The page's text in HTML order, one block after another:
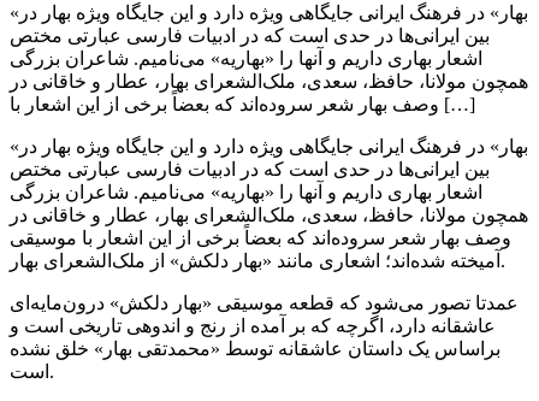
«بهار» در فرهنگ ایرانی جایگاهی ویژه دارد و این جایگاه ویژه بهار در
بین ایرانی‌ها در حدی است که در ادبیات فارسی عبارتی مختص
اشعار بهاری داریم و آنها را «بهاریه» می‌نامیم. شاعران بزرگی
همچون مولانا، حافظ، سعدی، ملک‌الشعرای بهار، عطار و خاقانی در
وصف بهار شعر سروده‌اند که بعضاً برخی از این اشعار با […]
«بهار» در فرهنگ ایرانی جایگاهی ویژه دارد و این جایگاه ویژه بهار در
بین ایرانی‌ها در حدی است که در ادبیات فارسی عبارتی مختص
اشعار بهاری داریم و آنها را «بهاریه» می‌نامیم. شاعران بزرگی
همچون مولانا، حافظ، سعدی، ملک‌الشعرای بهار، عطار و خاقانی در
وصف بهار شعر سروده‌اند که بعضاً برخی از این اشعار با موسیقی
آمیخته شده‌اند؛ اشعاری مانند «بهار دلکش» از ملک‌الشعرای بهار.
عمدتا تصور می‌شود که قطعه موسیقی «بهار دلکش» درون‌مایه‌ای
عاشقانه دارد، اگرچه که بر آمده از رنج و اندوهی تاریخی است و
براساس یک داستان عاشقانه‌ توسط «محمدتقی بهار» خلق نشده
است.